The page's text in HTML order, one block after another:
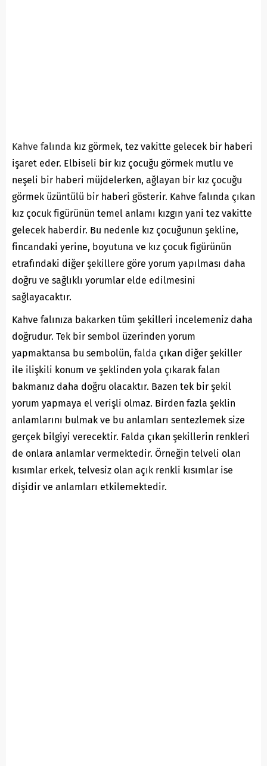
Kahve falında kız görmek, tez vakitte gelecek bir haberi
işaret eder. Elbiseli bir kız çocuğu görmek mutlu ve
neşeli bir haberi müjdelerken, ağlayan bir kız çocuğu
görmek üzüntülü bir haberi gösterir. Kahve falında çıkan
kız çocuk figürünün temel anlamı kızgın yani tez vakitte
gelecek haberdir. Bu nedenle kız çocuğunun şekline,
fincandaki yerine, boyutuna ve kız çocuk figürünün
etrafındaki diğer şekillere göre yorum yapılması daha
doğru ve sağlıklı yorumlar elde edilmesini
sağlayacaktır.
Kahve falınıza bakarken tüm şekilleri incelemeniz daha
doğrudur. Tek bir sembol üzerinden yorum
yapmaktansa bu sembolün, falda çıkan diğer şekiller
ile ilişkili konum ve şeklinden yola çıkarak falan
bakmanız daha doğru olacaktır. Bazen tek bir şekil
yorum yapmaya el verişli olmaz. Birden fazla şeklin
anlamlarını bulmak ve bu anlamları sentezlemek size
gerçek bilgiyi verecektir. Falda çıkan şekillerin renkleri
de onlara anlamlar vermektedir. Örneğin telveli olan
kısımlar erkek, telvesiz olan açık renkli kısımlar ise
dişidir ve anlamları etkilemektedir.